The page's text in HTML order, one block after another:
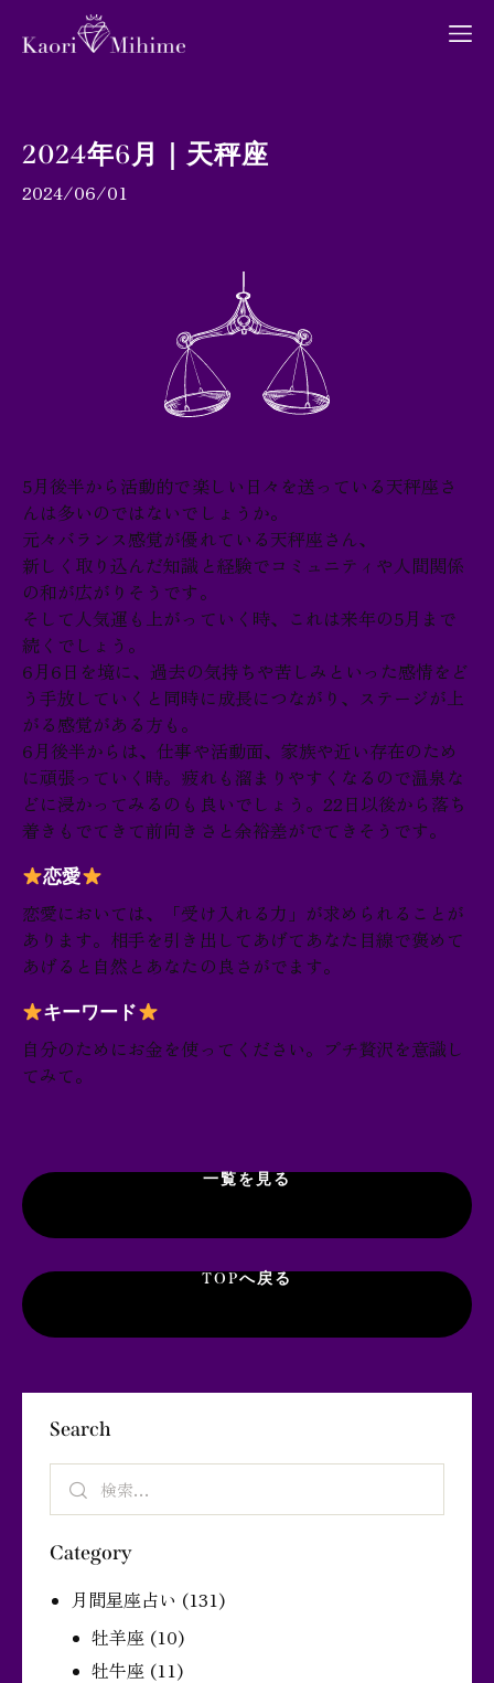
2024年6月｜天秤座
2024/06/01
5月後半から活動的で楽しい日々を送っている天秤座さ
んは多いのではないでしょうか。
元々バランス感覚が優れている天秤座さん、
新しく取り込んだ知識と経験でコミュニティや人間関係
の和が広がりそうです。
そして人気運も上がっていく時、これは来年の5月まで
続くでしょう。
6月6日を境に、過去の気持ちや苦しみといった感情をど
う手放していくと同時に成長につながり、ステージが上
がる感覚がある方も。
6月後半からは、仕事や活動面、家族や近い存在のため
に頑張っていく時。疲れも溜まりやすくなるので温泉な
どに浸かってみるのも良いでしょう。22日以後から落ち
着きもでてきて前向きさと余裕差がでてきそうです。
恋愛
恋愛においては、「受け入れる力」が求められることが
あります。相手を引き出してあげてあなた目線で褒めて
あげると自然とあなたの良さがでます。
キーワード
自分のためにお金を使ってください。プチ贅沢を意識し
てみて。
一覧を見る
TOPへ戻る
Search
Category
月間星座占い (131)
牡羊座 (10)
牡牛座 (11)
お問い合わせ